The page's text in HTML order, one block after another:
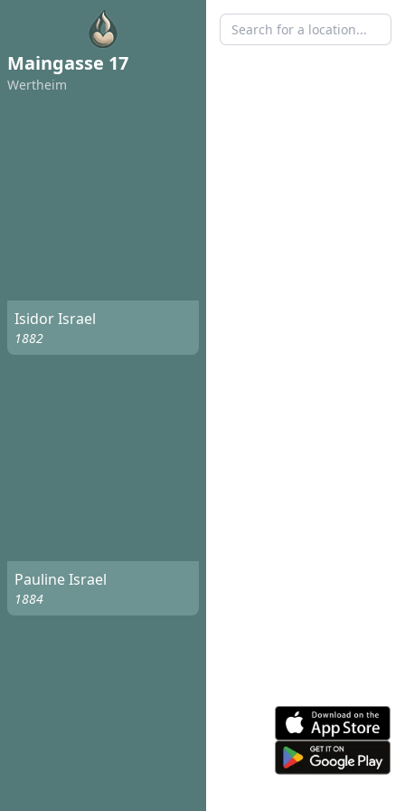
Maingasse 17
Wertheim
Isidor Israel
1882
Pauline Israel
1884